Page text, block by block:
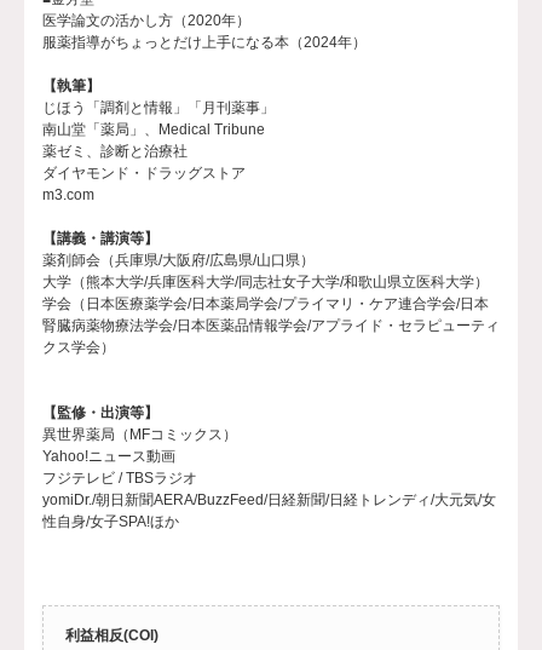
医学論文の活かし方（2020年）
服薬指導がちょっとだけ上手になる本（2024年）
【執筆】
じほう「調剤と情報」「月刊薬事」
南山堂「薬局」、Medical Tribune
薬ゼミ、診断と治療社
ダイヤモンド・ドラッグストア
m3.com
【講義・講演等】
薬剤師会（兵庫県/大阪府/広島県/山口県）
大学（熊本大学/兵庫医科大学/同志社女子大学/和歌山県立医科大学）
学会（日本医療薬学会/日本薬局学会/プライマリ・ケア連合学会/日本
腎臓病薬物療法学会/日本医薬品情報学会/アプライド・セラピューティ
クス学会）
【監修・出演等】
異世界薬局（MFコミックス）
Yahoo!ニュース動画
フジテレビ / TBSラジオ
yomiDr./朝日新聞AERA/BuzzFeed/日経新聞/日経トレンディ/大元気/女
性自身/女子SPA!ほか
利益相反(COI)